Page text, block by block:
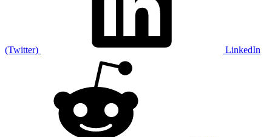
(Twitter) LinkedIn